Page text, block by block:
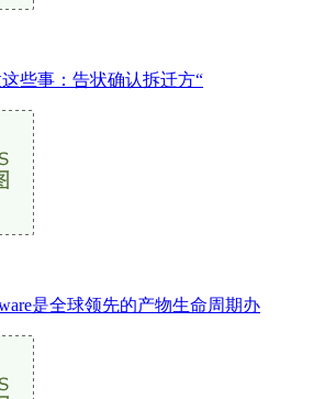
些事：告状确认拆迁方“
是全球领先的产物生命周期办